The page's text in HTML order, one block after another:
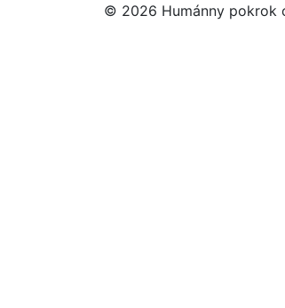
© 2026 Humánny pokrok